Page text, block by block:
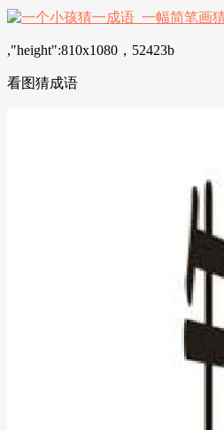
,"height":810x1080，52423b
看图猜成语